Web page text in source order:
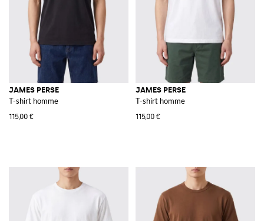
JAMES PERSE
T-shirt homme
115,00 €
JAMES PERSE
T-shirt homme
115,00 €